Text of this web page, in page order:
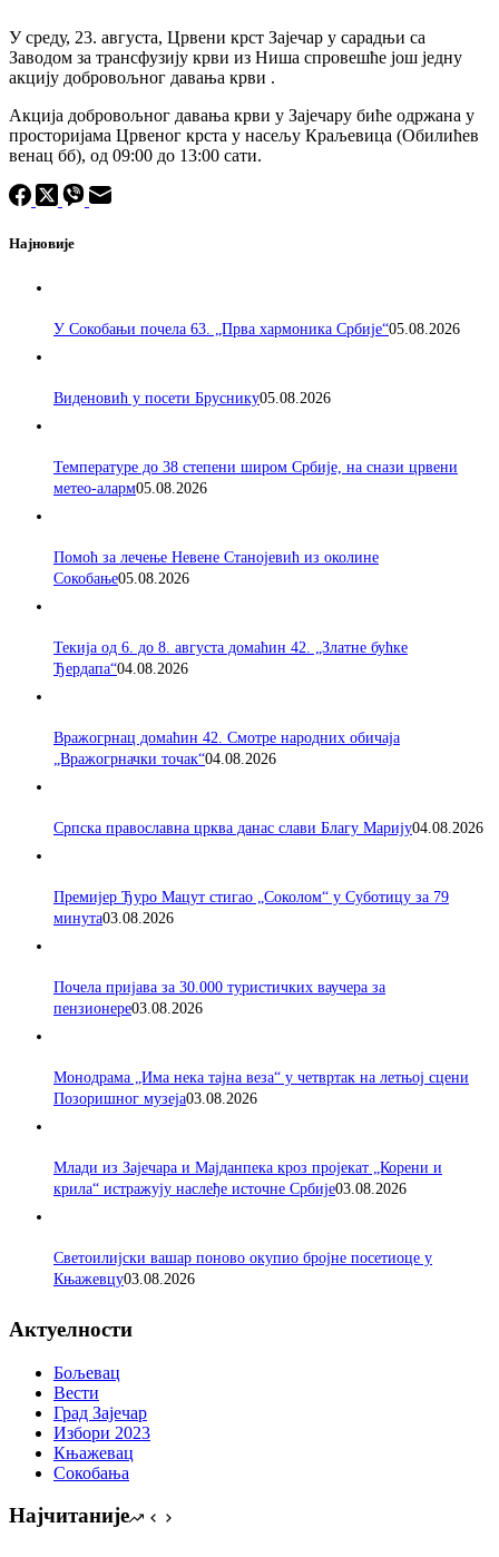
У среду, 23. августа, Црвени крст Зајечар у сарадњи са
Заводом за трансфузију крви из Ниша спровешће још једну
акцију добровољног давања крви .
Акција добровољног давања крви у Зајечару биће одржана у
просторијама Црвеног крста у насељу Краљевица (Обилићев
венац бб), од 09:00 до 13:00 сати.
Најновије
У Сокобањи почела 63. „Прва хармоника Србије“05.08.2026
Виденовић у посети Бруснику05.08.2026
Температуре до 38 степени широм Србије, на снази црвени
метео-аларм05.08.2026
Помоћ за лечење Невене Станојевић из околине
Сокобање05.08.2026
Текија од 6. до 8. августа домаћин 42. „Златне бућке
Ђердапа“04.08.2026
Вражогрнац домаћин 42. Смотре народних обичаја
„Вражогрначки точак“04.08.2026
Српска православна црква данас слави Благу Марију04.08.2026
Премијер Ђуро Мацут стигао „Соколом“ у Суботицу за 79
минута03.08.2026
Почела пријава за 30.000 туристичких ваучера за
пензионере03.08.2026
Монодрама „Има нека тајна веза“ у четвртак на летњој сцени
Позоришног музеја03.08.2026
Млади из Зајечара и Мајданпека кроз пројекат „Корени и
крила“ истражују наслеђе источне Србије03.08.2026
Светоилијски вашар поново окупио бројне посетиоце у
Књажевцу03.08.2026
Актуелности
Бољевац
Вести
Град Зајечар
Избори 2023
Књажевац
Сокобања
Најчитаније